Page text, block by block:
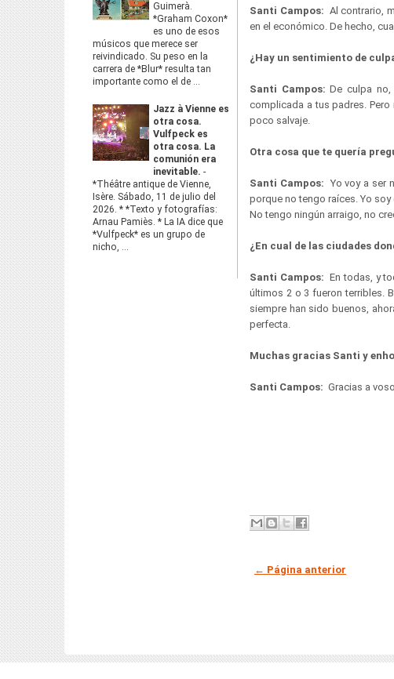
Guimerà.
*Graham Coxon*
es uno de esos
músicos que merece ser
reivindicado. Su peso en la
carrera de *Blur* resulta tan
importante como el de ...
Jazz à Vienne es
otra cosa.
Vulfpeck es
otra cosa. La
comunión era
inevitable. -
*Théâtre antique de Vienne,
Isère. Sábado, 11 de julio del
2026. * *Texto y fotografías:
Arnau Pamiès. * La IA dice que
*Vulfpeck* es un grupo de
nicho, ...
Santi Campos: Al contrario,
en el económico. De hecho,
¿Hay un sentimiento de
Santi Campos:De culpa
complicada a tus padres.
poco salvaje.
Otra cosa que te quería
Santi Campos: Yo voy a ser
porque no tengo raíces. Yo soy
No tengo ningún arraigo, no
¿En cual de las ciudades
Santi Campos:En todas, y
últimos 2 o 3 fueron terribles.
siempre han sido buenos,
perfecta.
Muchas gracias Santi y
Santi Campos: Gracias a
← Página anterior